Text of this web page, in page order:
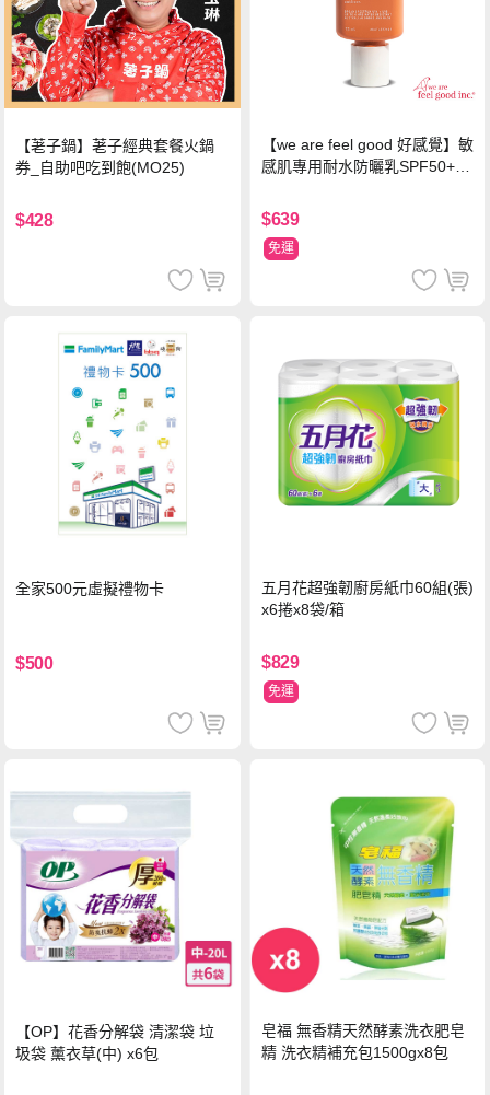
【荖子鍋】荖子經典套餐火鍋
券_自助吧吃到飽(MO25)
$428
【we are feel good 好感覺】敏
感肌專用耐水防曬乳SPF50+ 7
$639
免運
全家500元虛擬禮物卡
$500
五月花超強韌廚房紙巾60組(張)
x6捲x8袋/箱
$829
免運
【OP】花香分解袋 清潔袋 垃
圾袋 薰衣草(中) x6包
皂福 無香精天然酵素洗衣肥皂
精 洗衣精補充包1500gx8包